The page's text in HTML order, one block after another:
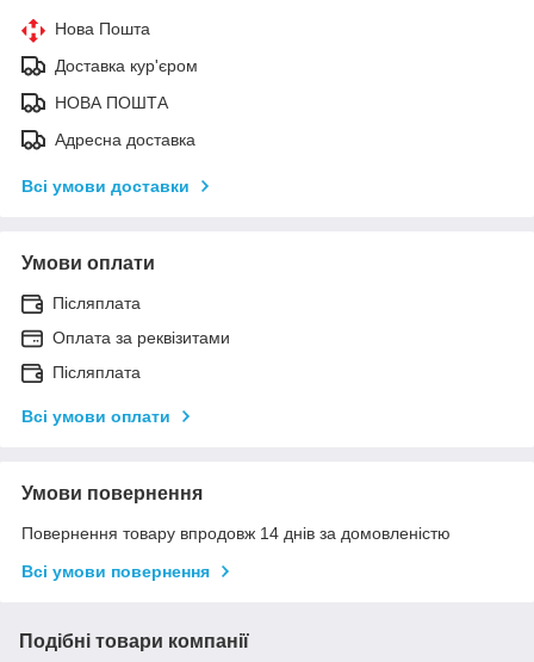
Нова Пошта
Доставка кур'єром
НОВА ПОШТА
Адресна доставка
Всі умови доставки
Умови оплати
Післяплата
Оплата за реквізитами
Післяплата
Всі умови оплати
Умови повернення
Повернення товару впродовж 14 днів за домовленістю
Всі умови повернення
Подібні товари компанії